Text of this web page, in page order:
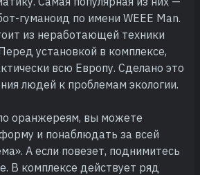
гуманоид по имени WEEE Man.
из неработающей техники
установкой в комплексе,
всю Европу. Сделано это
людей к проблемам экологии.
оранжереям, вы можете
и понаблюдать за всей
А если повезет, поднимитесь
В комплексе действует ряд